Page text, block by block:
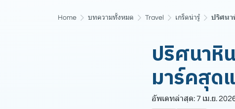
Home บทความทั้งหมด Travel เกร็ดน่ารู้ ปริศนา
ปริศนาหิ
มาร์คสุด
อัพเดทล่าสุด: 7 เม.ย.